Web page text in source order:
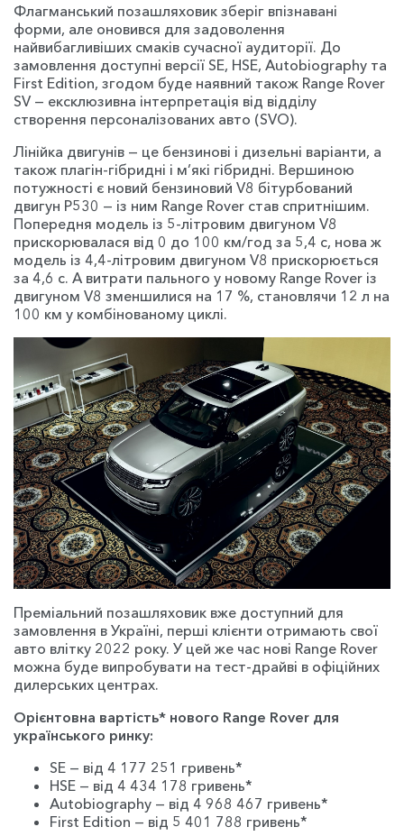
Флагманський позашляховик зберіг впізнавані
форми, але оновився для задоволення
найвибагливіших смаків сучасної аудиторії. До
замовлення доступні версії SE, HSE, Autobiography та
First Edition, згодом буде наявний також Range Rover
SV — ексклюзивна інтерпретація від відділу
створення персоналізованих авто (SVO).
Лінійка двигунів — це бензинові і дизельні варіанти, а
також плагін-гібридні і м’які гібридні. Вершиною
потужності є новий бензиновий V8 бітурбований
двигун P530 — із ним Range Rover став спритнішим.
Попередня модель із 5-літровим двигуном V8
прискорювалася від 0 до 100 км/год за 5,4 с, нова ж
модель із 4,4-літровим двигуном V8 прискорюється
за 4,6 с. А витрати пального у новому Range Rover із
двигуном V8 зменшилися на 17 %, становлячи 12 л на
100 км у комбінованому циклі.
Преміальний позашляховик вже доступний для
замовлення в Україні, перші клієнти отримають свої
авто влітку 2022 року. У цей же час нові Range Rover
можна буде випробувати на тест-драйві в офіційних
дилерських центрах.
Орієнтовна вартість* нового Range Rover для
українського ринку:
SE — від 4 177 251 гривень*
HSE — від 4 434 178 гривень*
Autobiography — від 4 968 467 гривень*
First Edition — від 5 401 788 гривень*